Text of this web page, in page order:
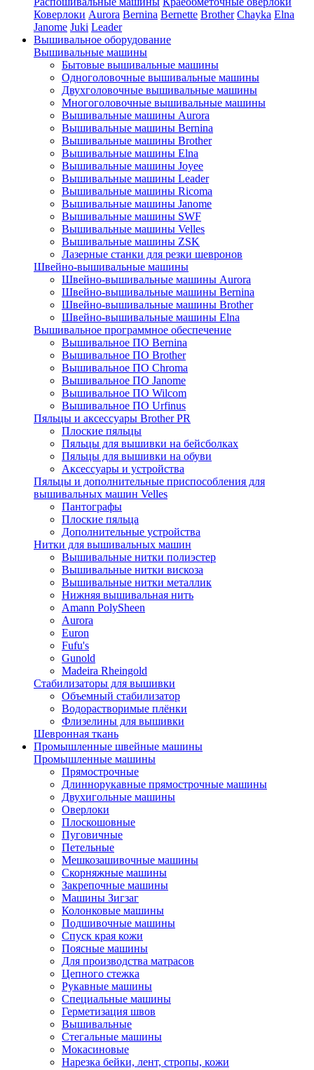
Коверлоки Aurora Bernina Bernette Brother Chayka Elna
Janome Juki Leader
Вышивальное оборудование
Вышивальные машины
Бытовые вышивальные машины
Одноголовочные вышивальные машины
Двухголовочные вышивальные машины
Многоголовочные вышивальные машины
Вышивальные машины Aurora
Вышивальные машины Bernina
Вышивальные машины Brother
Вышивальные машины Elna
Вышивальные машины Joyee
Вышивальные машины Leader
Вышивальные машины Ricoma
Вышивальные машины Janome
Вышивальные машины SWF
Вышивальные машины Velles
Вышивальные машины ZSK
Лазерные станки для резки шевронов
Швейно-вышивальные машины
Швейно-вышивальные машины Aurora
Швейно-вышивальные машины Bernina
Швейно-вышивальные машины Brother
Швейно-вышивальные машины Elna
Вышивальное программное обеспечение
Вышивальное ПО Bernina
Вышивальное ПО Brother
Вышивальное ПО Chroma
Вышивальное ПО Janome
Вышивальное ПО Wilcom
Вышивальное ПО Urfinus
Пяльцы и аксессуары Brother PR
Плоские пяльцы
Пяльцы для вышивки на бейсболках
Пяльцы для вышивки на обуви
Аксессуары и устройства
Пяльцы и дополнительные приспособления для
вышивальных машин Velles
Пантографы
Плоские пяльца
Дополнительные устройства
Нитки для вышивальных машин
Вышивальные нитки полиэстер
Вышивальные нитки вискоза
Вышивальные нитки металлик
Нижняя вышивальная нить
Amann PolySheen
Aurora
Euron
Fufu's
Gunold
Madeira Rheingold
Стабилизаторы для вышивки
Объемный стабилизатор
Водорастворимые плёнки
Флизелины для вышивки
Шевронная ткань
Промышленные швейные машины
Промышленные машины
Прямострочные
Длиннорукавные прямострочные машины
Двухигольные машины
Оверлоки
Плоскошовные
Пуговичные
Петельные
Мешкозашивочные машины
Скорняжные машины
Закрепочные машины
Машины Зигзаг
Колонковые машины
Подшивочные машины
Спуск края кожи
Поясные машины
Для производства матрасов
Цепного стежка
Рукавные машины
Специальные машины
Герметизация швов
Вышивальные
Стегальные машины
Мокасиновые
Нарезка бейки, лент, стропы, кожи